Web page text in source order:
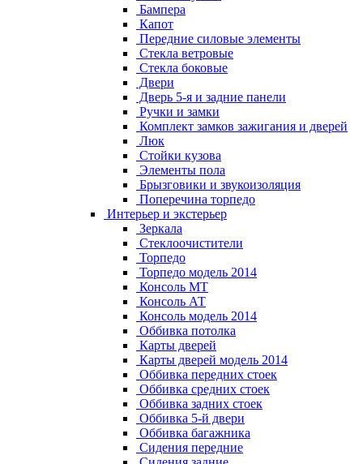
Бампера
Капот
Передние силовые элементы
Стекла ветровые
Стекла боковые
Двери
Дверь 5-я и задние панели
Ручки и замки
Комплект замков зажигания и дверей
Люк
Стойки кузова
Элементы пола
Брызговики и звукоизоляция
Поперечина торпедо
Интерьер и экстерьер
Зеркала
Стеклоочистители
Торпедо
Торпедо модель 2014
Консоль МТ
Консоль АТ
Консоль модель 2014
Оббивка потолка
Карты дверей
Карты дверей модель 2014
Оббивка передних стоек
Оббивка средних стоек
Оббивка задних стоек
Оббивка 5-й двери
Оббивка багажника
Сидения передние